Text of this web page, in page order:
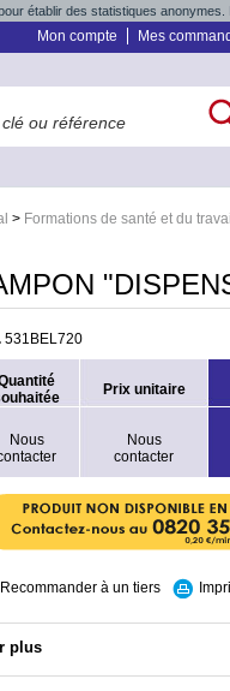
établir des statistiques
Mon compte Mes
> Formations de santé et du
531BEL720
Prix unitaire
Nous
Nous
contacter
Recommander à un tiers
plus